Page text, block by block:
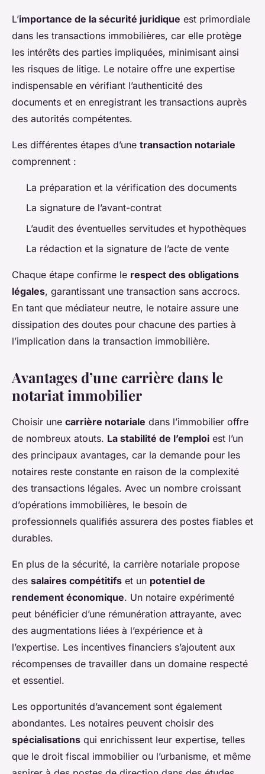
L’importance de la sécurité juridique est primordiale
dans les transactions immobilières, car elle protège
les intérêts des parties impliquées, minimisant ainsi
les risques de litige. Le notaire offre une expertise
indispensable en vérifiant l’authenticité des
documents et en enregistrant les transactions auprès
des autorités compétentes.
Les différentes étapes d’une transaction notariale
comprennent :
La préparation et la vérification des documents
La signature de l’avant-contrat
L’audit des éventuelles servitudes et hypothèques
La rédaction et la signature de l’acte de vente
Chaque étape confirme le respect des obligations
légales, garantissant une transaction sans accrocs.
En tant que médiateur neutre, le notaire assure une
dissipation des doutes pour chacune des parties à
l’implication dans la transaction immobilière.
Avantages d’une carrière dans le
notariat immobilier
Choisir une carrière notariale dans l’immobilier offre
de nombreux atouts. La stabilité de l’emploi est l’un
des principaux avantages, car la demande pour les
notaires reste constante en raison de la complexité
des transactions légales. Avec un nombre croissant
d’opérations immobilières, le besoin de
professionnels qualifiés assurera des postes fiables et
durables.
En plus de la sécurité, la carrière notariale propose
des salaires compétitifs et un potentiel de
rendement économique. Un notaire expérimenté
peut bénéficier d’une rémunération attrayante, avec
des augmentations liées à l’expérience et à
l’expertise. Les incentives financiers s’ajoutent aux
récompenses de travailler dans un domaine respecté
et essentiel.
Les opportunités d’avancement sont également
abondantes. Les notaires peuvent choisir des
spécialisations qui enrichissent leur expertise, telles
que le droit fiscal immobilier ou l’urbanisme, et même